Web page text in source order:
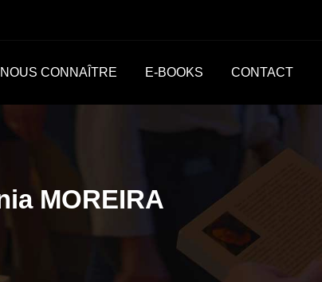
NOUS CONNAÎTRE E-BOOKS CONTACT
MOREIRA